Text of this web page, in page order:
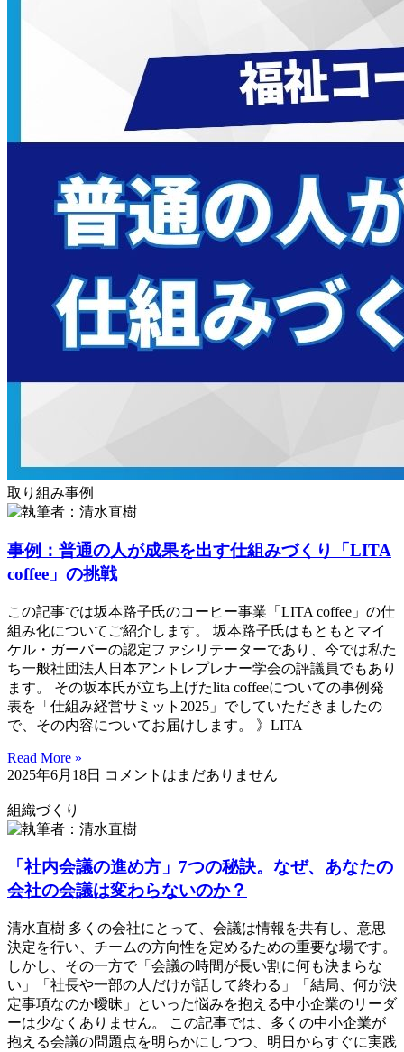
取り組み事例
事例：普通の人が成果を出す仕組みづくり「LITA
coffee」の挑戦
この記事では坂本路子氏のコーヒー事業「LITA coffee」の仕
組み化についてご紹介します。 坂本路子氏はもともとマイ
ケル・ガーバーの認定ファシリテーターであり、今では私た
ち一般社団法人日本アントレプレナー学会の評議員でもあり
ます。 その坂本氏が立ち上げたlita coffeeについての事例発
表を「仕組み経営サミット2025」でしていただきましたの
で、その内容についてお届けします。 》LITA
Read More »
2025年6月18日 コメントはまだありません
組織づくり
「社内会議の進め方」7つの秘訣。なぜ、あなたの
会社の会議は変わらないのか？
清水直樹 多くの会社にとって、会議は情報を共有し、意思
決定を行い、チームの方向性を定めるための重要な場です。
しかし、その一方で「会議の時間が長い割に何も決まらな
い」「社長や一部の人だけが話して終わる」「結局、何が決
定事項なのか曖昧」といった悩みを抱える中小企業のリーダ
ーは少なくありません。 この記事では、多くの中小企業が
抱える会議の問題点を明らかにしつつ、明日からすぐに実践